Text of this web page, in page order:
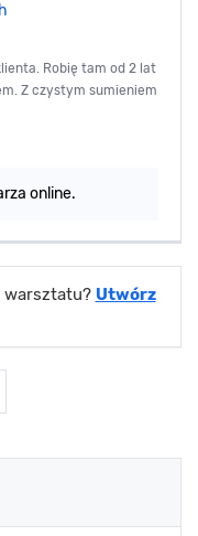
Robię tam od 2 lat
Z czystym sumieniem
online.
warsztatu? Utwórz